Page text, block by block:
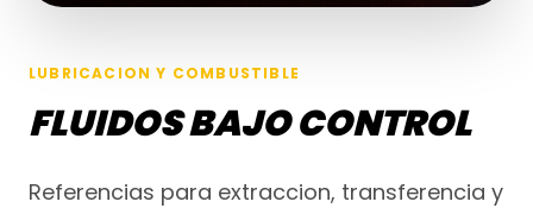
LUBRICACION Y COMBUSTIBLE
FLUIDOS BAJO CONTROL
Referencias para extraccion, transferencia y